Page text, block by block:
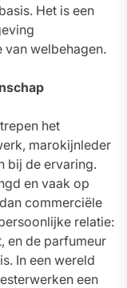
Het is een
van welbehagen.
het
marokijnleder
bij de ervaring.
en vaak op
commerciële
relatie:
en de parfumeur
In een wereld
een